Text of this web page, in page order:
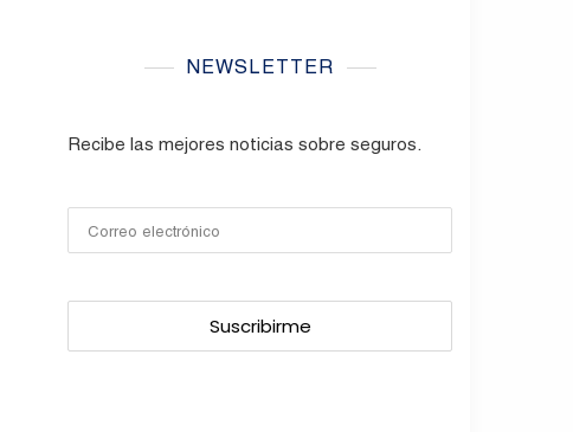
NEWSLETTER
Recibe las mejores noticias sobre seguros.